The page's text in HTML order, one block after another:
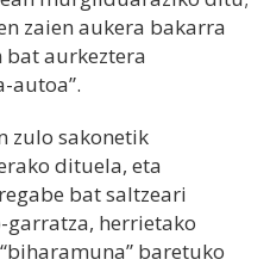
zaien aukera bakarra
aurkeztera
autoa”.
zulo sakonetik
dituela, eta
bat saltzeari
garratza, herrietako
baretuko